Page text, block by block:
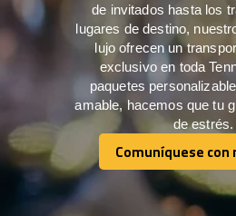
de invitados hasta los
lugares de destino,
lujo ofrecen un
exclusivo en toda
paquetes
amable, hacemos que tu
de estrés.
Comuníquese
Comuníquese